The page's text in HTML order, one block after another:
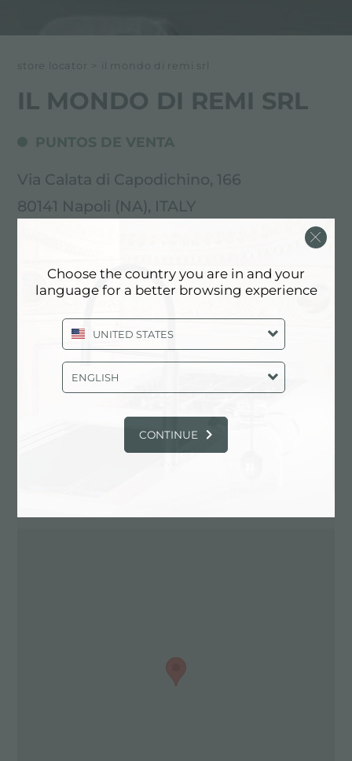
store locator > il mondo di remi srl
IL MONDO DI REMI SRL
PUNTOS DE VENTA
Via Calata di Capodichino, 166
80141 Napoli (NA), ITALY
Choose the country you are in and your
language for a better browsing experience
UNITED STATES
ENGLISH
CONTINUE